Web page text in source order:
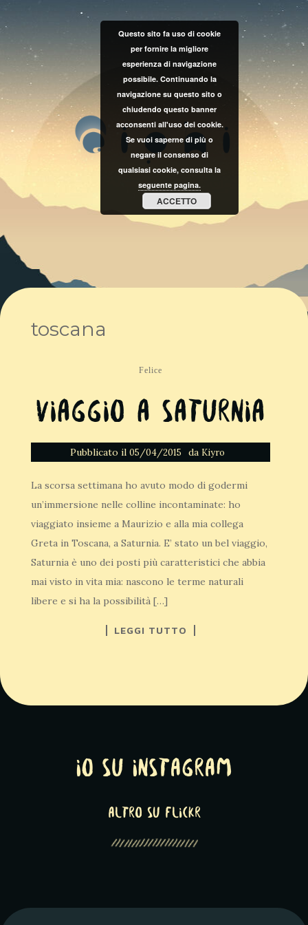
toscana
Felice
Viaggio a Saturnia
Pubblicato il 05/04/2015 da Kiyro
La scorsa settimana ho avuto modo di godermi
un’immersione nelle colline incontaminate: ho
viaggiato insieme a Maurizio e alla mia collega
Greta in Toscana, a Saturnia. E’ stato un bel viaggio,
Saturnia è uno dei posti più caratteristici che abbia
mai visto in vita mia: nascono le terme naturali
libere e si ha la possibilità […]
LEGGI TUTTO
Io su Instagram
altro su Flickr
Questo sito fa uso di cookie
per fornire la migliore
esperienza di navigazione
possibile. Continuando la
navigazione su questo sito o
chiudendo questo banner
acconsenti all'uso dei cookie.
Se vuoi saperne di più o
negare il consenso di
qualsiasi cookie, consulta la
seguente pagina.
ACCETTO